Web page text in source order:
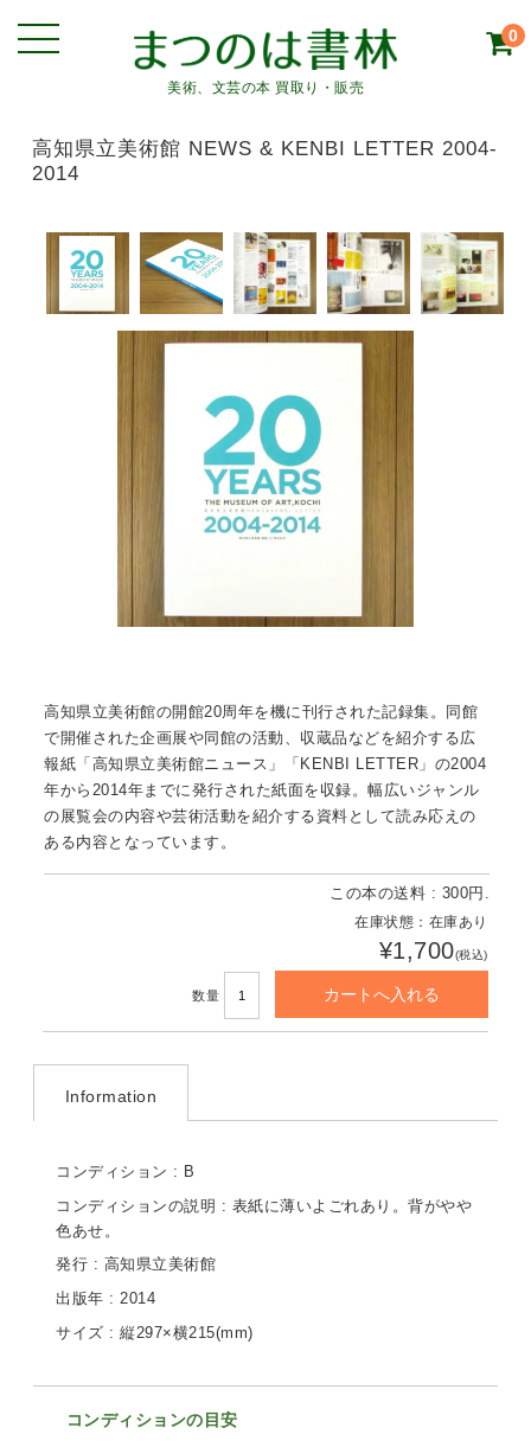
美術、文芸の本 買取り・販売
0
高知県立美術館 NEWS & KENBI LETTER 2004-
2014
高知県立美術館の開館20周年を機に刊行された記録集。同館
で開催された企画展や同館の活動、収蔵品などを紹介する広
報紙「高知県立美術館ニュース」「KENBI LETTER」の2004
年から2014年までに発行された紙面を収録。幅広いジャンル
の展覧会の内容や芸術活動を紹介する資料として読み応えの
ある内容となっています。
この本の送料 : 300円.
在庫状態：在庫あり
¥1,700(税込)
数量
Information
コンディション : B
コンディションの説明 : 表紙に薄いよごれあり。背がやや
色あせ。
発行 : 高知県立美術館
出版年 : 2014
サイズ : 縦297×横215(mm)
コンディションの目安